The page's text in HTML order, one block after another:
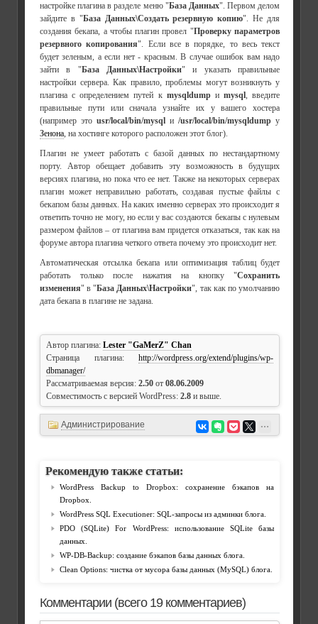
настройке плагина в разделе меню "База Данных". Первом делом
зайдите в "База Данных\Создать резервную копию". Не для
создания бекапа, а чтобы плагин провел "Проверку параметров
резервного копирования". Если все в порядке, то весь текст
будет зеленым, а если нет - красным. В случае ошибок вам надо
зайти в "База Данных\Настройки" и указать правильные
настройки сервера. Как правило, проблемы могут возникнуть у
плагина с определением путей к mysqldumpи mysql, введите
правильные пути или сначала узнайте их у вашего хостера
(например это usr/local/bin/mysql и /usr/local/bin/mysqldump у
Зенона, на хостинге которого расположен этот блог).
Плагин не умеет работать с базой данных по нестандартному
порту. Автор обещает добавить эту возможность в будущих
версиях плагина, но пока что ее нет. Также на некоторых серверах
плагин может неправильно работать, создавая пустые файлы с
бекапом базы данных. На каких именно серверах это происходит я
ответить точно не могу, но если у вас создаются бекапы с нулевым
размером файлов – от плагина вам придется отказаться, так как на
форуме автора плагина четкого ответа почему это происходит нет.
Автоматическая отсылка бекапа или оптимизация таблиц будет
работать только после нажатия на кнопку "Сохранить
изменения" в "База Данных\Настройки", так как по умолчанию
дата бекапа в плагине не задана.
Автор плагина: Lester "GaMerZ" Chan
Страница плагина: http://wordpress.org/extend/plugins/wp-
dbmanager/
Рассматриваемая версия: 2.50 от 08.06.2009
Совместимость с версией WordPress: 2.8 и выше.
Администрирование
Рекомендую также статьи:
WordPress Backup to Dropbox: сохранение бэкапов на
Dropbox.
WordPress SQL Executioner: SQL-запросы из админки блога.
PDO (SQLite) For WordPress: использование SQLite базы
данных.
WP-DB-Backup: создание бэкапов базы данных блога.
Clean Options: чистка от мусора базы данных (MySQL) блога.
Комментарии (всего 19 комментариев)